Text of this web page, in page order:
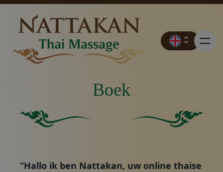
Prijzen
Boek
“Hallo ik ben Nattakan, uw online thaise